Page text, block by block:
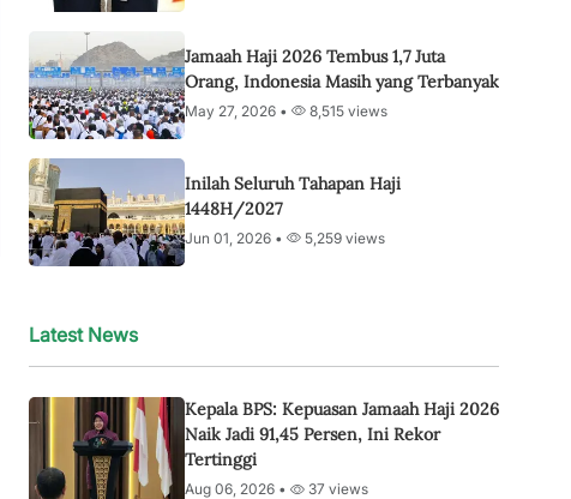
Jamaah Haji 2026 Tembus 1,7 Juta
Orang, Indonesia Masih yang Terbanyak
May 27, 2026 • 8,515 views
Inilah Seluruh Tahapan Haji
1448H/2027
Jun 01, 2026 • 5,259 views
Latest News
Kepala BPS: Kepuasan Jamaah Haji 2026
Naik Jadi 91,45 Persen, Ini Rekor
Tertinggi
Aug 06, 2026 • 37 views